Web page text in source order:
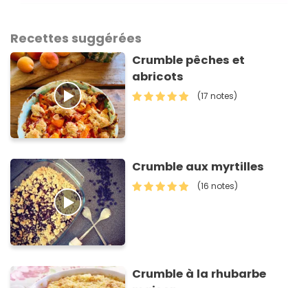
Recettes suggérées
Crumble pêches et
abricots
(17 notes)
Crumble aux myrtilles
(16 notes)
Crumble à la rhubarbe